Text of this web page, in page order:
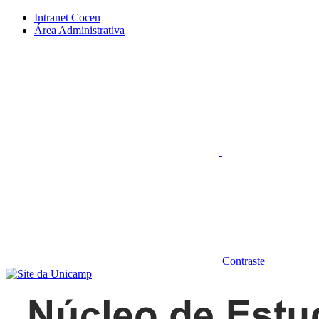
Conteúdo principal Menu principal
Intranet Cocen
Área Administrativa
Contraste